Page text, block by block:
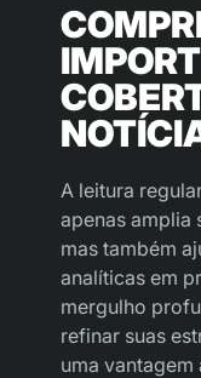
A leitura
apenas amplia
mas também
analíticas em
mergulho
refinar suas
uma